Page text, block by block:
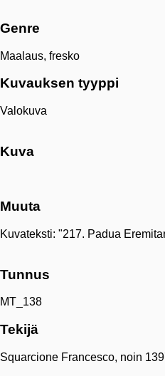
Genre
Maalaus, fresko
Kuvauksen tyyppi
Valokuva
Kuva
Muuta
Kuvateksti: "217. Padua
Tunnus
MT_138
Tekijä
Squarcione Francesco, noin